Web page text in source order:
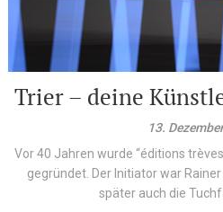
Trier – deine
13.
Vor 40 Jahren wurde “éditions
gegründet. Der Initiator war
später auch die